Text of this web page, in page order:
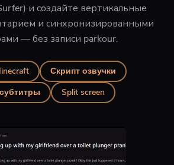
и создайте вертикальные
и синхронизированными
— без записи parkour.
Скрипт озвучки
Split screen